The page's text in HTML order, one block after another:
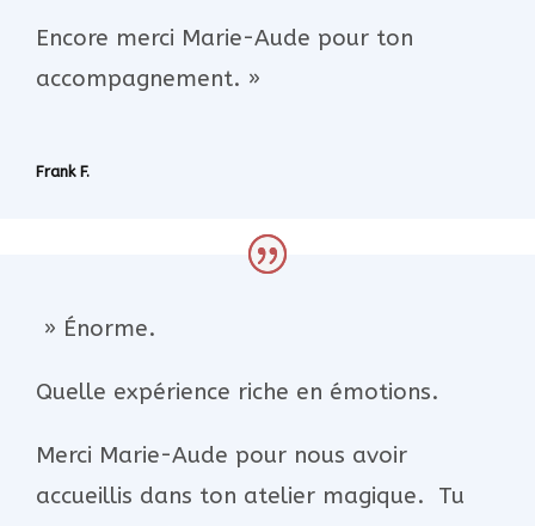
Encore merci Marie-Aude pour ton
accompagnement. »
Frank F.
» Énorme.
Quelle expérience riche en émotions.
Merci Marie-Aude pour nous avoir
accueillis dans ton atelier magique. Tu